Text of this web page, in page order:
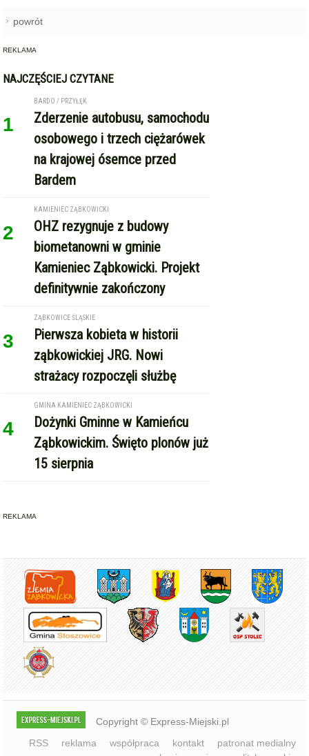
osobowego i trzech ciężarówek
na krajowej ósemce przed
KAMIENIEC ZĄBKOWICKI
OHZ rezygnuje z budowy
biometanowni w gminie
Kamieniec Ząbkowicki. Projekt
definitywnie zakończony
ZĄBKOWICE ŚLĄSKIE
Pierwsza kobieta w historii
ząbkowickiej JRG. Nowi
strażacy rozpoczęli służbę
4
GMINA KAMIENIEC ZĄBKOWICKI
Dożynki Gminne w Kamieńcu
Ząbkowickim. Święto plonów już
15 sierpnia
REKLAMA
Copyright © Express-Miejski.pl
RSS
reklama współpraca kontakt
patronat medialny
regulamin serwisu
polityka cookie